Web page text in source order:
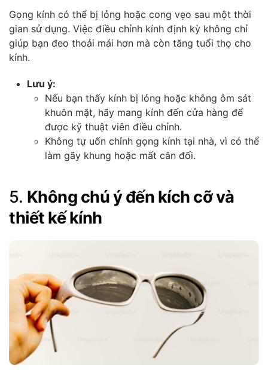
Gọng kính có thể bị lỏng hoặc cong vẹo sau một thời
gian sử dụng. Việc điều chỉnh kính định kỳ không chỉ
giúp bạn đeo thoải mái hơn mà còn tăng tuổi thọ cho
kính.
Lưu ý:
Nếu bạn thấy kính bị lỏng hoặc không ôm sát
khuôn mặt, hãy mang kính đến cửa hàng để
được kỹ thuật viên điều chỉnh.
Không tự uốn chỉnh gọng kính tại nhà, vì có thể
làm gãy khung hoặc mất cân đối.
5. Không chú ý đến kích cỡ và
thiết kế kính